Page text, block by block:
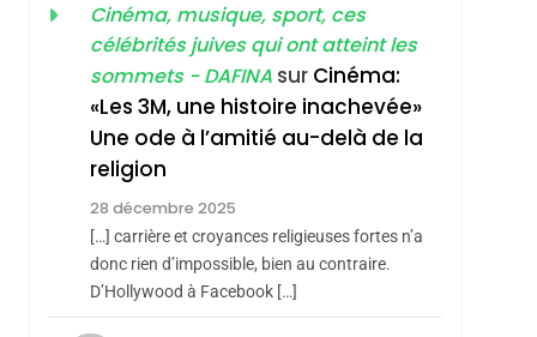
Accords D’Isaac:
L’alliance Pourrait
S’étendre À 13 Pays
D’Amérique Latine
ISRAÉL JUDAISME
5
Meurtrière Selon Le
Rapport D’ADL
Contre
L’antisémitisme
FRANCE ISRAÉL
FIÈRE, DIGNE ET
Cinéma, musique, sport, ces
célébrités juives qui ont atteint les
sommets - DAFINA sur Cinéma:
«Les 3M, une histoire inachevée»
Une ode à l’amitié au-delà de la
religion
28 décembre 2025
[…] carrière et croyances religieuses fortes n’a
donc rien d’impossible, bien au contraire.
D’Hollywood à Facebook […]